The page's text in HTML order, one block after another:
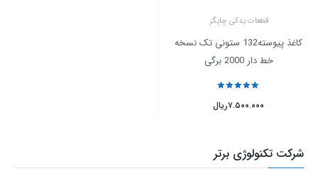
قطعات یدکی چاپگر
کاغذ پیوسته132 ستونی تک نسخه
خط دار 2000 برگی
ریال۷.۵۰۰.۰۰۰
شرکت تکنولوژی برتر